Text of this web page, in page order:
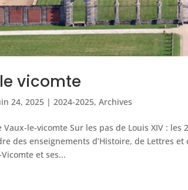
vicomte
24, 2025| 2024-2025, Archives
Vaux-le-vicomte Sur les pas de Louis XIV :
des enseignements d’Histoire, de Lettres
et ses...